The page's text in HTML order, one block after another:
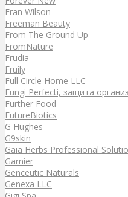
Fran Wilson
Freeman Beauty
From The Ground Up
FromNature
Frudia
Fruily
Full Circle Home LLC
Fungi Perfecti, защита
Further Food
FutureBiotics
G Hughes
G9skin
Gaia Herbs Professional
Garnier
Genceutic Naturals
Genexa LLC